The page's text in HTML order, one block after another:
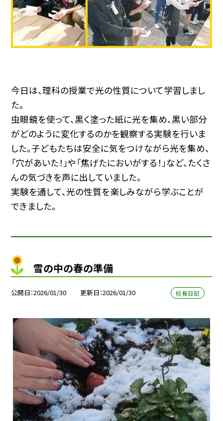
今日は、理科の授業で光の性質について学習しまし
た。
虫眼鏡を使って、黒く塗った紙に光を集め、黒い部分
がどのように変化するのかを観察する実験を行いま
した。子どもたちは安全に気をつけながら光を集め、
「穴があいた！」や「焦げたにおいがする！」など、たくさ
んの気づきを声に出していました。
実験を通して、光の性質を楽しみながら学ぶことが
できました。
雪の中の春の準備
公開日 2026/01/30 更新日 2026/01/30 校長日記